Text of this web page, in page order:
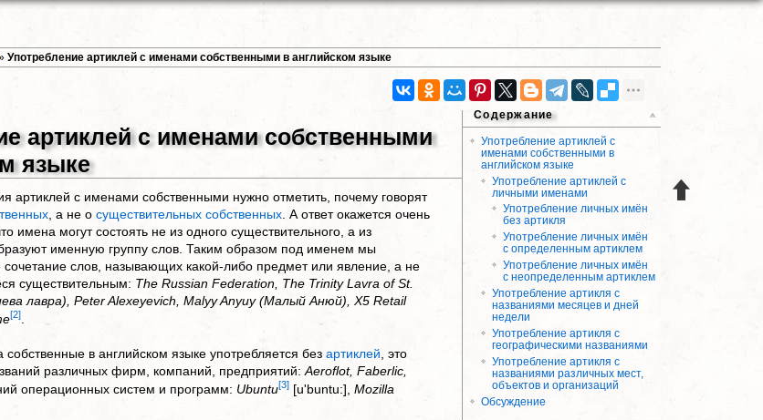
Употребление артиклей с именами собственными в английском языке
Содержание
Употребление артиклей с
именами собственными в
английском языке
Употребление артиклей с
личными именами
Употребление личных имён
без артикля
Употребление личных имён
с определенным артиклем
Употребление личных имён
с неопределенным артиклем
Употребление артикля с
названиями месяцев и дней
недели
Употребление артикля с
географическими названиями
Употребление артикля с
названиями различных мест,
объектов и организаций
Обсуждение
артиклей с именами собственными
языке
артиклей с именами собственными нужно отметить, почему говорят
, а не о существительных собственных . А ответ окажется очень
имена могут состоять не из одного существительного, а из
именную группу слов. Таким образом под именем мы
слов, называющих какой-либо предмет или явление, а не
существительным: The Russian Federation, The Trinity Lavra of St.
лавра), Peter Alexeyevich, Malyy Anyuy (Малый Анюй), X5 Retail
[2]
в английском языке употребляется без артиклей , это
различных фирм, компаний, предприятий: Aeroflot, Faberlic,
операционных систем и программ: Ubuntu[3] [u'buntu:], Mozilla